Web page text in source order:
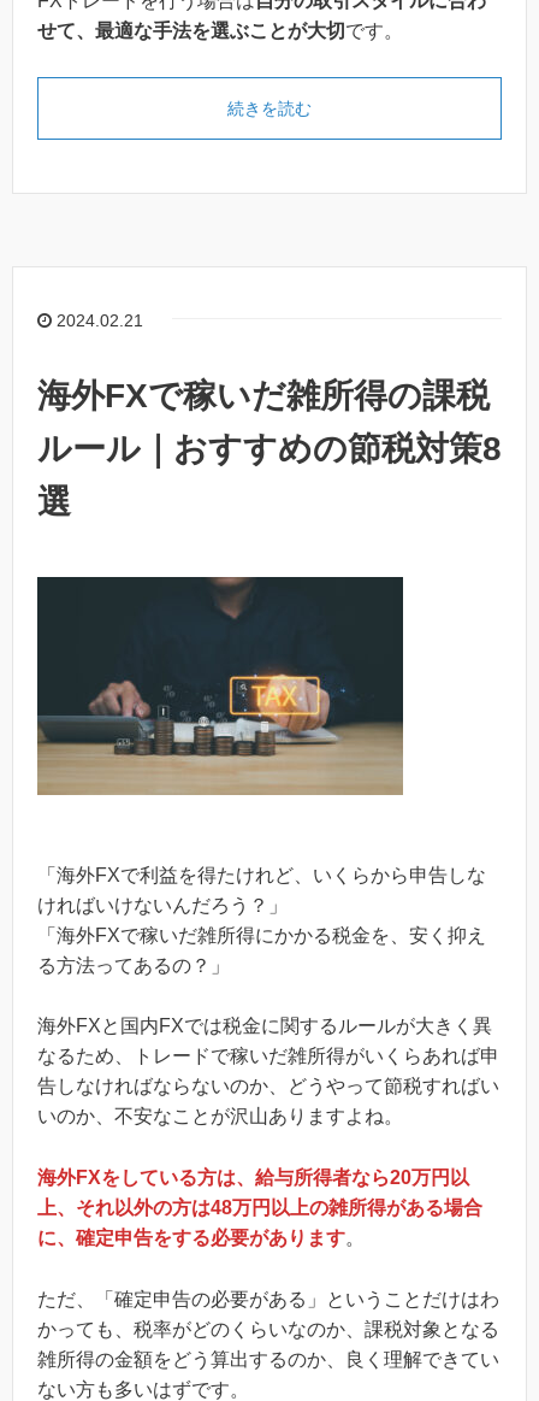
せて、最適な手法を選ぶことが大切 です。
続きを読む
2024.02.21
海外FXで稼いだ雑所得の課税
ルール｜おすすめの節税対策8
選
「海外FXで利益を得たけれど、いくらから申告しな
ければいけないんだろう？」
「海外FXで稼いだ雑所得にかかる税金を、安く抑え
る方法ってあるの？」
海外FXと国内FXでは税金に関するルールが大きく異
なるため、トレードで稼いだ雑所得がいくらあれば申
告しなければならないのか、どうやって節税すればい
いのか、不安なことが沢山ありますよね。
海外FXをしている方は、給与所得者なら20万円以
上、それ以外の方は48万円以上の雑所得がある場合
に、確定申告をする必要があります。
ただ、「確定申告の必要がある」ということだけはわ
かっても、税率がどのくらいなのか、課税対象となる
雑所得の金額をどう算出するのか、良く理解できてい
ない方も多いはずです。